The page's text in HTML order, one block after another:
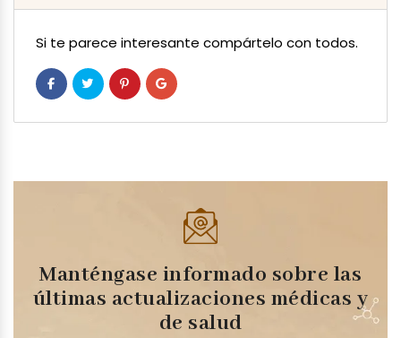
Si te parece interesante compártelo con todos.
Manténgase informado sobre las
últimas actualizaciones médicas y
de salud